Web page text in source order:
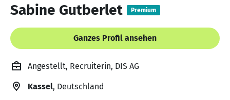
Sabine Gutberlet Premium
Ganzes Profil ansehen
Angestellt, Recruiterin, DIS AG
Kassel, Deutschland